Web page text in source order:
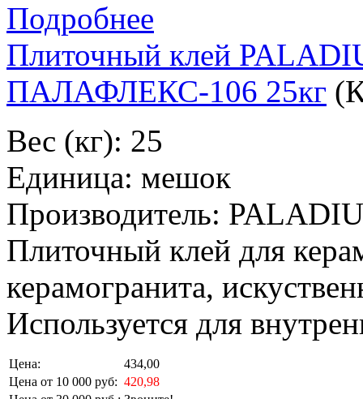
Подробнее
Плиточный клей
ПАЛАФЛЕКС-106 25кг
Вес (кг): 25
Единица: мешок
Производитель:
Плиточный клей для
керамогранита,
Используется для
Цена:
434,00
Цена от 10 000 руб: 420,98